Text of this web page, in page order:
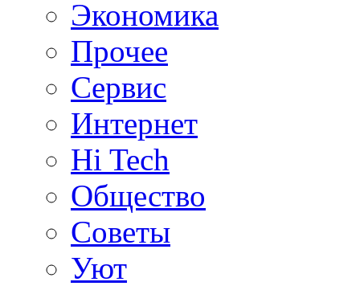
Экономика
Прочее
Сервис
Интернет
Hi Tech
Общество
Советы
Уют